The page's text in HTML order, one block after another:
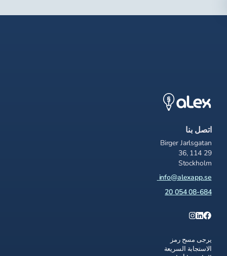
اتصل بنا
Birger Jarlsgatan
36, 114 29
Stockholm
info@alexapp.se
08-684 054 20
يرجى مسح رمز
الاستجابة السريعة